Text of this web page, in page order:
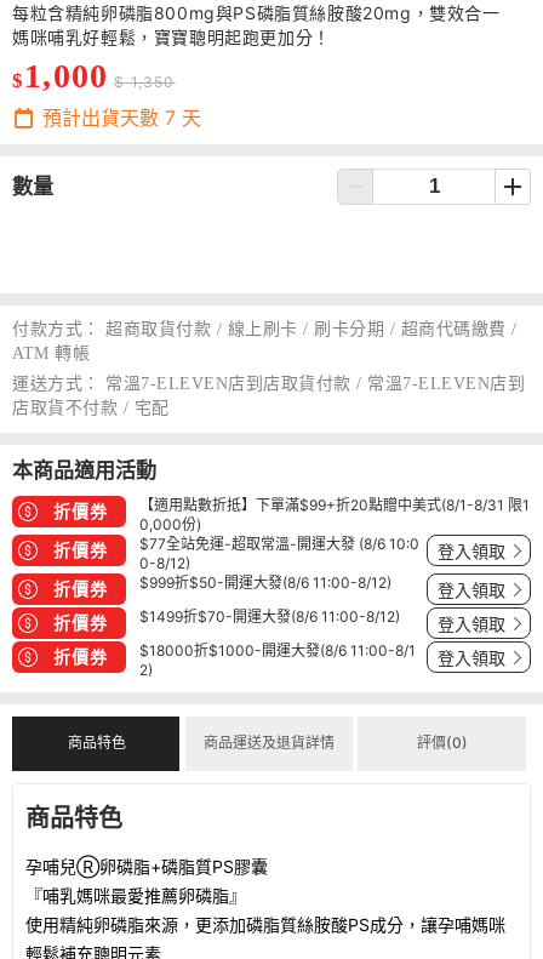
每粒含精純卵磷脂800mg與PS磷脂質絲胺酸20mg，雙效合一
媽咪哺乳好輕鬆，寶寶聰明起跑更加分！
$ 1,000 $ 1,350
預計出貨天數 7 天
數量
付款方式：
超商取貨付款 / 線上刷卡 / 刷卡分期 / 超商代碼繳費 /
ATM 轉帳
運送方式：
常溫7-ELEVEN店到店取貨付款 / 常溫7-ELEVEN店到
店取貨不付款 / 宅配
本商品適用活動
折價券
【適用點數折抵】下單滿$99+折20點贈中美式(8/1-8/31 限1
0,000份)
折價券
$77全站免運-超取常溫-開運大發 (8/6 10:0
0-8/12)
登入領取
折價券 $999折$50-開運大發(8/6 11:00-8/12) 登入領取
折價券 $1499折$70-開運大發(8/6 11:00-8/12) 登入領取
折價券
$18000折$1000-開運大發(8/6 11:00-8/1
2)
登入領取
商品特色 商品運送及退貨詳情 評價(0)
商品特色
孕哺兒Ⓡ卵磷脂+磷脂質PS膠囊
『哺乳媽咪最愛推薦卵磷脂』
使用精純卵磷脂來源，更添加磷脂質絲胺酸PS成分，讓孕哺媽咪
輕鬆補充聰明元素